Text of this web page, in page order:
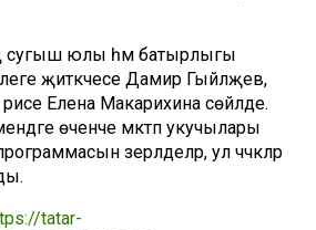
сугыш юлы һәм батырлыгы
җитәкчесе Дамир Гыйләҗев,
Елена Макарихина сөйләде.
өченче мәктәп укучылары
әзерләделәр, ул чәчәкләр
tatar-